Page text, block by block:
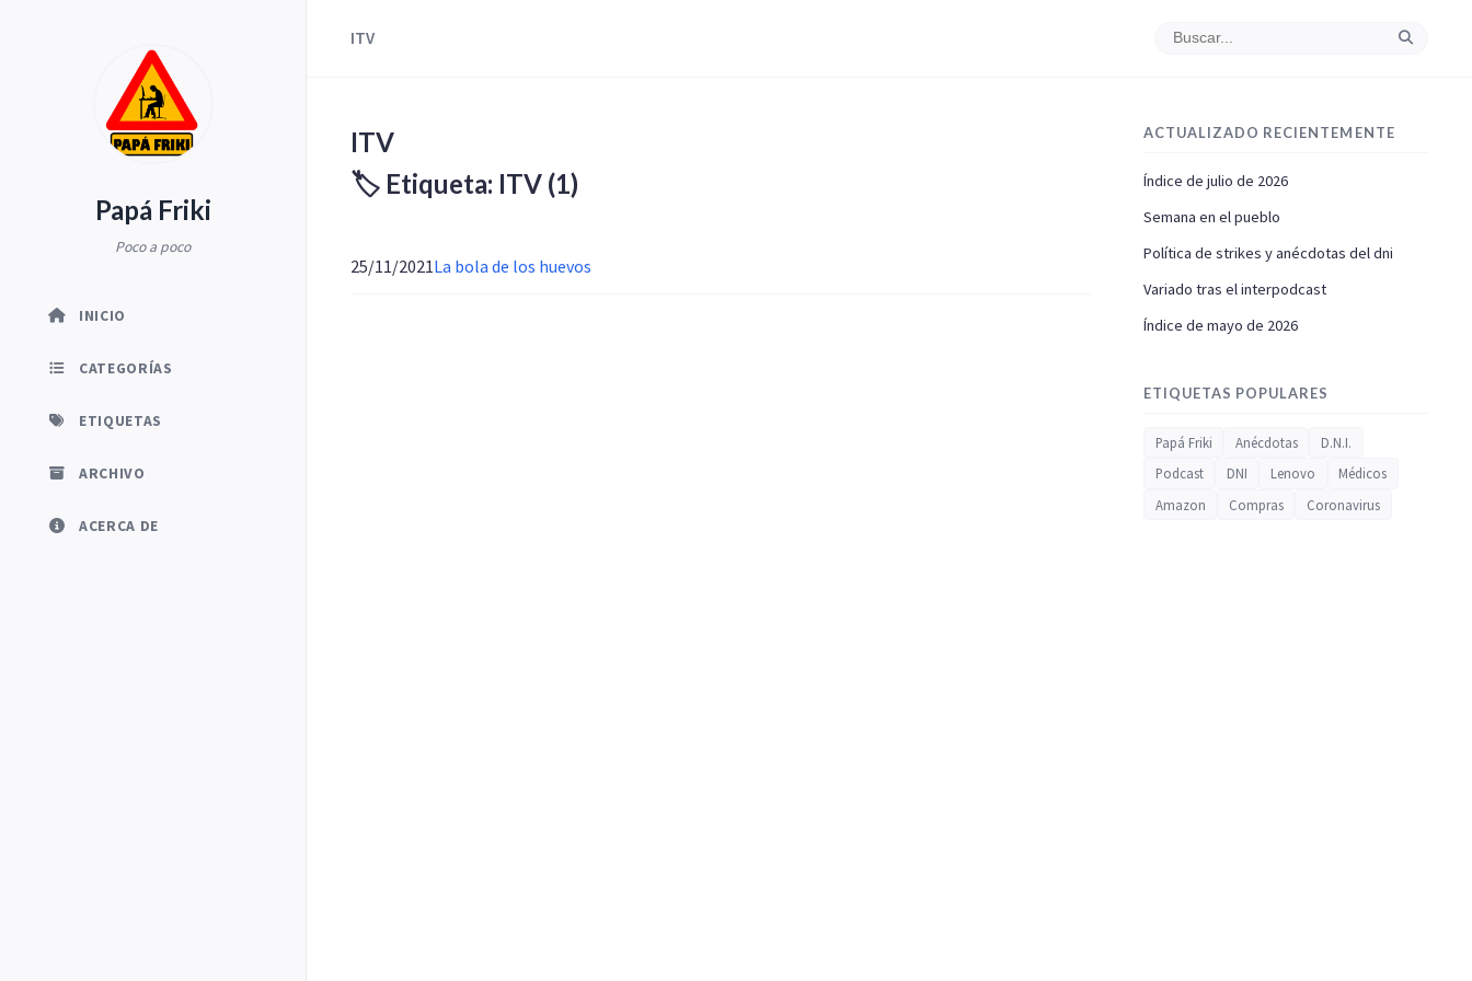
Papá Friki
Poco a poco
INICIO
CATEGORÍAS
ETIQUETAS
ARCHIVO
ACERCA DE
ITV
ITV
🏷️ Etiqueta: ITV (1)
25/11/2021La bola de los huevos
ACTUALIZADO RECIENTEMENTE
Índice de julio de 2026
Semana en el pueblo
Política de strikes y anécdotas del dni
Variado tras el interpodcast
Índice de mayo de 2026
ETIQUETAS POPULARES
Papá Friki Anécdotas
D.N.I.
Podcast
DNI Lenovo
Médicos
Amazon
Compras Coronavirus